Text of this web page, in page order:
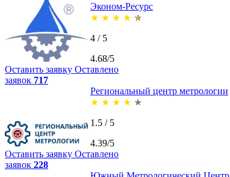
Эконом-Ресурс
★ ★ ★ ★ ★
4 / 5
4.68/5
Оставить заявку Оставлено
заявок 717
Региональный центр метрологии
★ ★ ★ ★ ★
1.5 / 5
4.39/5
Оставить заявку Оставлено
заявок 228